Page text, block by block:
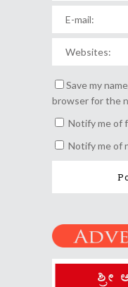
Save my
browser for the
Notify me of
Notify me of